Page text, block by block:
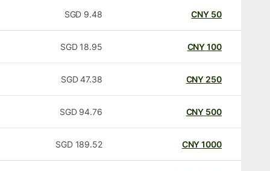
50
CNY
9.48
SGD
100
CNY
18.95
SGD
250
CNY
47.38
SGD
500
CNY
94.76
SGD
1000
CNY
189.52
SGD